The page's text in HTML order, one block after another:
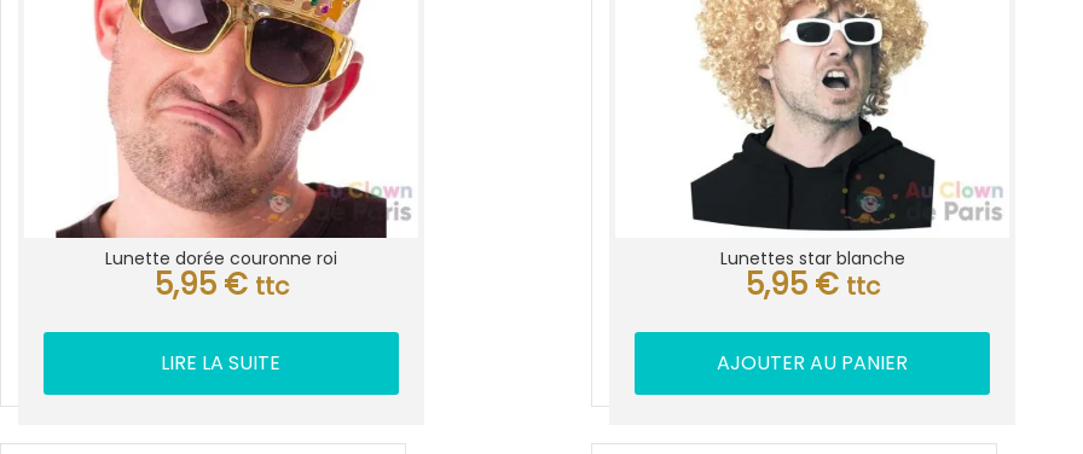
Lunette dorée couronne roi
5,95 € ttc
LIRE LA SUITE
Lunettes star blanche
5,95 € ttc
AJOUTER AU PANIER